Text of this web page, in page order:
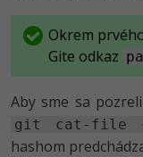
Okrem
Gite odkaz
Aby sme sa
git cat-file
hashom